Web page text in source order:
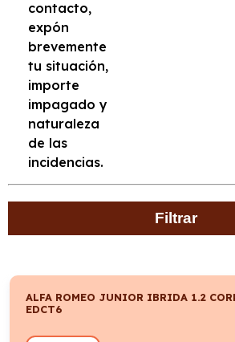
contacto,
expón
brevemente
tu situación,
importe
impagado y
naturaleza
de las
incidencias.
Filtrar
ALFA ROMEO JUNIOR IBRIDA 1.2
EDCT6